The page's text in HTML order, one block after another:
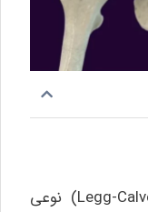
بیماری پرتس (Legg-Calvé-Perthes Disease) نوعی